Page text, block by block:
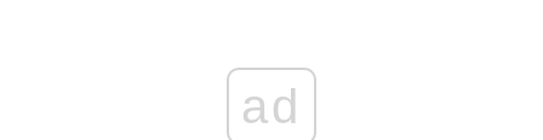
ad